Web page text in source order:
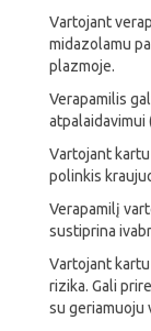
Vartojant
midazolamu
plazmoje.
Verapamilis
atpalaidavimui
Vartojant
polinkis
Verapamilį
sustiprina
Vartojant
rizika. Gali
su geriamuoju